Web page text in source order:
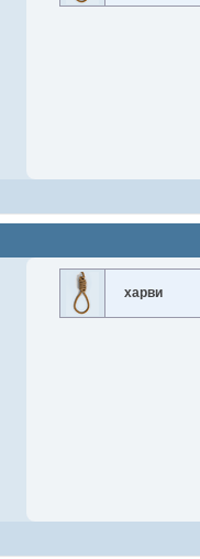
харви